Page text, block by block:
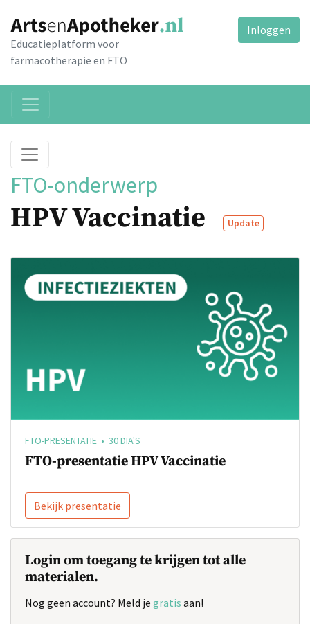
Educatieplatform voor
farmacotherapie en FTO
Inloggen
FTO-onderwerp
HPV Vaccinatie Update
FTO-PRESENTATIE • 30 DIA'S
FTO-presentatie HPV Vaccinatie
Bekijk presentatie
Login om toegang te krijgen tot alle
materialen.
Nog geen account? Meld je gratis aan!